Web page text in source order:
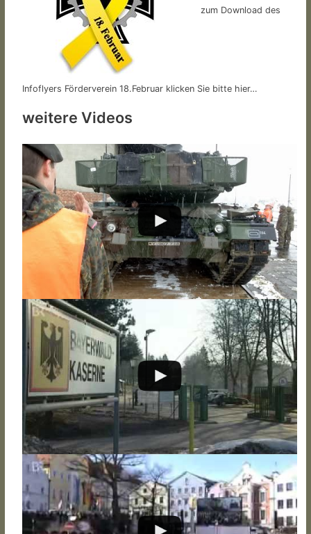
zum Download des
Infoflyers Förderverein 18.Februar klicken Sie bitte hier…
weitere Videos